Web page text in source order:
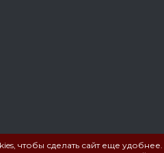
чтобы сделать сайт еще удобнее.